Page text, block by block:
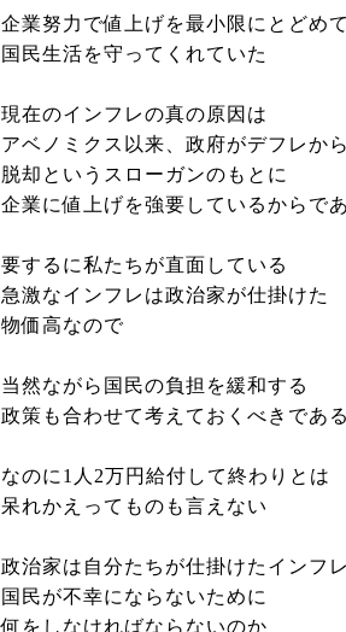
企業努力で値上げを最小限にとどめて
国民生活を守ってくれていた
現在のインフレの真の原因は
アベノミクス以来、政府がデフレか
脱却というスローガンのもとに
企業に値上げを強要しているからで
要するに私たちが直面している
急激なインフレは政治家が仕掛けた
物価高なので
当然ながら国民の負担を緩和する
政策も合わせて考えておくべきである
なのに1人2万円給付して終わりとは
呆れかえってものも言えない
政治家は自分たちが仕掛けたインフ
国民が不幸にならないために
何をしなければならないのか